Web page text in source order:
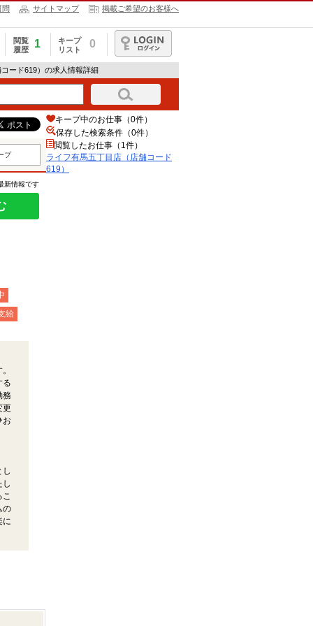
問 サイトマップ 掲載ご希望のお客様へ
閲覧
履歴
1
キープ
リスト
0
ログイン
ード619）の求人情報詳細
プ
新情報です
給
る
務
更
お
こ
の
に
キープ中のお仕事（0件）
保存した検索条件（0件）
閲覧したお仕事（1件）
ライフ有馬五丁目店（店舗コード
619）